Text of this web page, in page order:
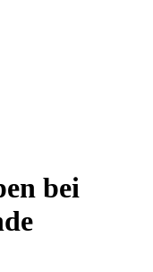
bei